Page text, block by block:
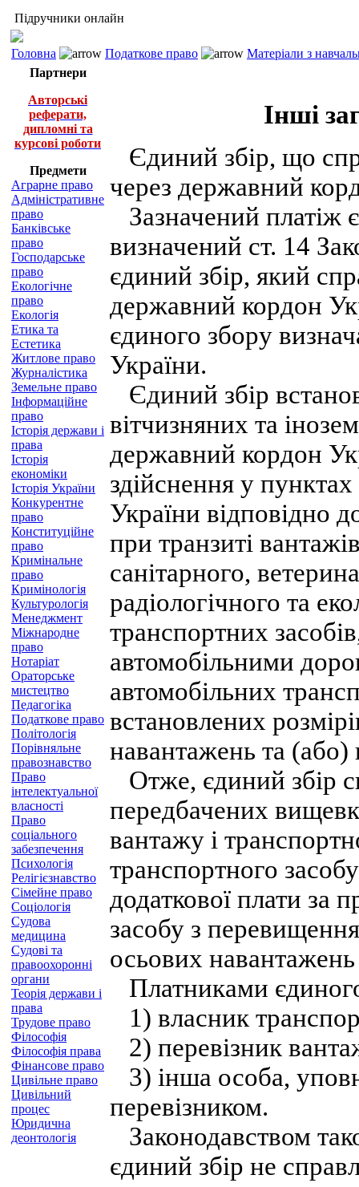
Підручники онлайн
Головна Податкове право
Матеріали з
Партнери
Авторські
реферати,
дипломні та
курсові роботи
Предмети
Аграрне право
Адміністративне
право
Банківське
право
Господарське
право
Екологічне
право
Екологія
Етика та
Естетика
Житлове право
Журналістика
Земельне право
Інформаційне
право
Історія держави і
права
Історія
економіки
Історія України
Конкурентне
право
Конституційне
право
Кримінальне
право
Кримінологія
Культурологія
Менеджмент
Міжнародне
право
Нотаріат
Ораторське
мистецтво
Педагогіка
Податкове право
Політологія
Порівняльне
правознавство
Право
інтелектуальної
власності
Право
соціального
забезпечення
Психологія
Релігієзнавство
Сімейне право
Соціологія
Судова
медицина
Судові та
правоохоронні
органи
Теорія держави і
права
Трудове право
Філософія
Філософія права
Фінансове право
Цивільне право
Цивільний
процес
Юридична
деонтологія
Інші
Єдиний збір, що
через державний
Зазначений платіж
визначений ст. 14
єдиний збір, який
державний кордон
єдиного збору
України.
Єдиний збір
вітчизняних та
державний кордон
здійснення у
України відповідно
при транзиті
санітарного,
радіологічного та
транспортних
автомобільними
автомобільних
встановлених
навантажень та (або)
Отже, єдиний збір
передбачених
вантажу і
транспортного
додаткової плати за
засобу з
осьових
Платниками
1) власник
2) перевізник
3) інша особа,
перевізником.
Законодавством
єдиний збір не